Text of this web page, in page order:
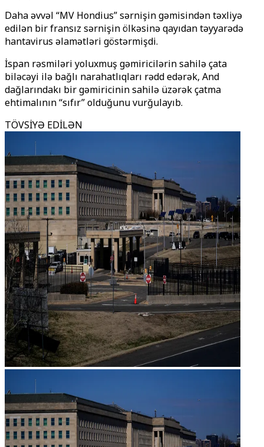
Daha əvvəl “MV Hondius” sərnişin gəmisindən təxliyə
edilən bir fransız sərnişin ölkəsinə qayıdan təyyarədə
hantavirus əlamətləri göstərmişdi.
İspan rəsmiləri yoluxmuş gəmiricilərin sahilə çata
biləcəyi ilə bağlı narahatlıqları rədd edərək, And
dağlarındakı bir gəmiricinin sahilə üzərək çatma
ehtimalının “sıfır” olduğunu vurğulayıb.
TÖVSİYƏ EDİLƏN